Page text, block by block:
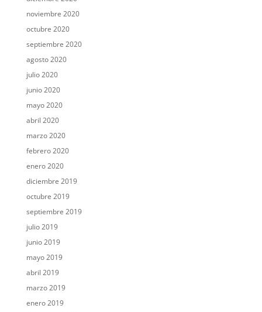
noviembre 2020
octubre 2020
septiembre 2020
agosto 2020
julio 2020
junio 2020
mayo 2020
abril 2020
marzo 2020
febrero 2020
enero 2020
diciembre 2019
octubre 2019
septiembre 2019
julio 2019
junio 2019
mayo 2019
abril 2019
marzo 2019
enero 2019